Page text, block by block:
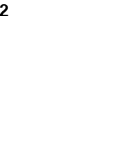
2. ئاتىلىشى